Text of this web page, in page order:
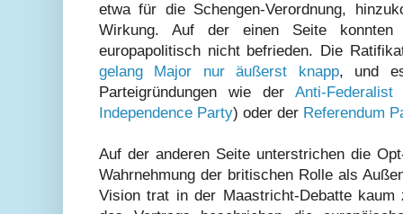
etwa für die Schengen-Verordnung,
Wirkung. Auf der einen Seite
europapolitisch nicht befrieden. Die
gelang Major nur äußerst knapp, und
Parteigründungen wie der Anti-Federalist
Independence Party) oder der Referendum
Auf der anderen Seite unterstrichen die
Wahrnehmung der britischen Rolle als
Vision trat in der Maastricht-Debatte